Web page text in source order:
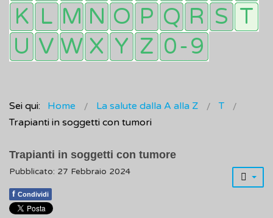
Sei qui: Home La salute dalla A alla Z
T
Trapianti in soggetti con tumori
Trapianti in soggetti con tumore
Pubblicato: 27 Febbraio 2024
f Condividi